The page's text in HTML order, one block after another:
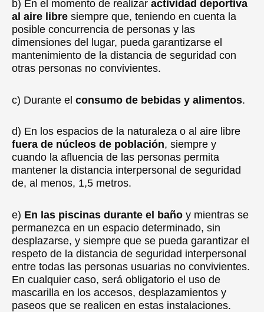
b) En el momento de realizar actividad deportiva
al aire libre siempre que, teniendo en cuenta la
posible concurrencia de personas y las
dimensiones del lugar, pueda garantizarse el
mantenimiento de la distancia de seguridad con
otras personas no convivientes.
c) Durante el consumo de bebidas y alimentos.
d) En los espacios de la naturaleza o al aire libre
fuera de núcleos de población, siempre y
cuando la afluencia de las personas permita
mantener la distancia interpersonal de seguridad
de, al menos, 1,5 metros.
e) En las piscinas durante el baño y mientras se
permanezca en un espacio determinado, sin
desplazarse, y siempre que se pueda garantizar el
respeto de la distancia de seguridad interpersonal
entre todas las personas usuarias no convivientes.
En cualquier caso, será obligatorio el uso de
mascarilla en los accesos, desplazamientos y
paseos que se realicen en estas instalaciones.